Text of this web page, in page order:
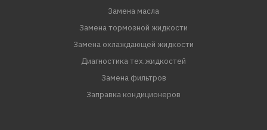
Замена масла
Замена тормозной жидкости
Замена охлаждающей жидкости
Диагностика тех.жидкостей
Замена фильтров
Заправка кондиционеров